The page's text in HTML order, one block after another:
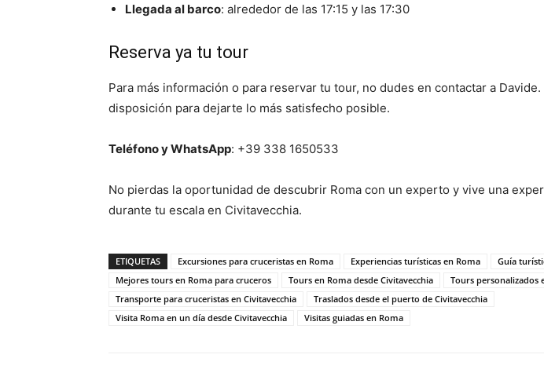
Llegada al barco: alrededor de las 17:15 y las 17:30
Reserva ya tu tour
Para más información o para reservar tu tour, no dudes en contactar a Davide.
disposición para dejarte lo más satisfecho posible.
Teléfono y WhatsApp: +39 338 1650533
No pierdas la oportunidad de descubrir Roma con un experto y vive una
durante tu escala en Civitavecchia.
ETIQUETAS Excursiones para cruceristas en Roma Experiencias turísticas en Roma
Guía
Mejores tours en Roma para cruceros
Tours en Roma desde Civitavecchia
Tours personalizados
Transporte para cruceristas en Civitavecchia
Traslados desde el puerto de Civitavecchia
Visita Roma en un día desde Civitavecchia
Visitas guiadas en Roma